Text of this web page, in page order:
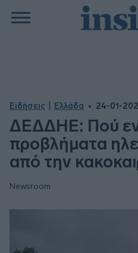
Ειδήσεις Ελλάδα 24-01-
ΔΕΔΔΗΕ: Πού
προβλήματα
από την
Newsroom